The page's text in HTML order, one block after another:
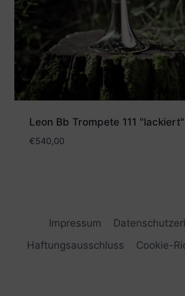
Leon Bb Trompete 111 "lackiert"
€540,00
Impressum
Haftungsausschluss
Cookie-